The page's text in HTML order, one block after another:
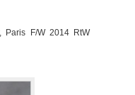
Paris F/W 2014 RtW